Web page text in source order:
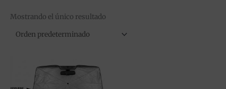
Mostrando el único resultado